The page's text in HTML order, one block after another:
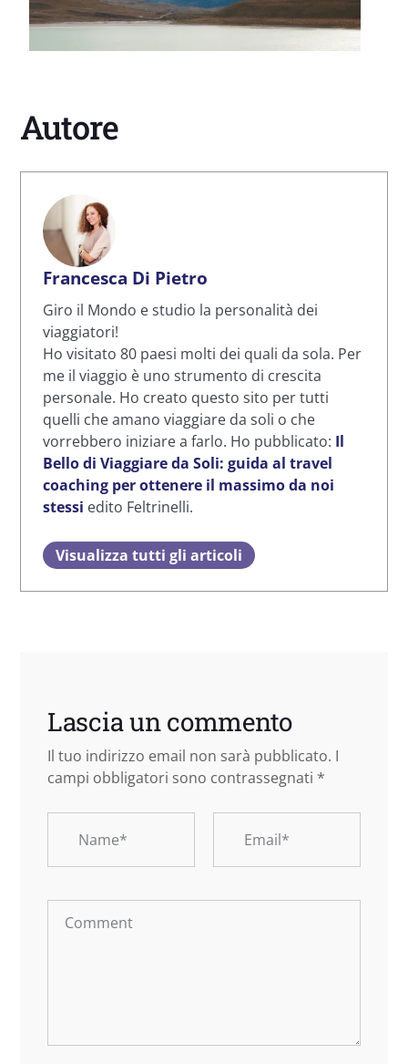
Autore
Francesca Di Pietro
Giro il Mondo e studio la personalità dei
viaggiatori!
Ho visitato 80 paesi molti dei quali da sola. Per
me il viaggio è uno strumento di crescita
personale. Ho creato questo sito per tutti
quelli che amano viaggiare da soli o che
vorrebbero iniziare a farlo. Ho pubblicato: Il
Bello di Viaggiare da Soli: guida al travel
coaching per ottenere il massimo da noi
stessi edito Feltrinelli.
Visualizza tutti gli articoli
Lascia un commento
Il tuo indirizzo email non sarà pubblicato. I
campi obbligatori sono contrassegnati *